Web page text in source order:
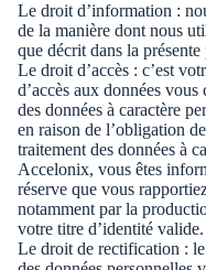
Le droit d’information :
de la manière dont nous
que décrit dans la
Le droit d’accès : c’est
d’accès aux données
des données à caractère
en raison de l’obligation
traitement des données à
Accelonix, vous êtes
réserve que vous
notamment par la
votre titre d’identité valide.
Le droit de rectification :